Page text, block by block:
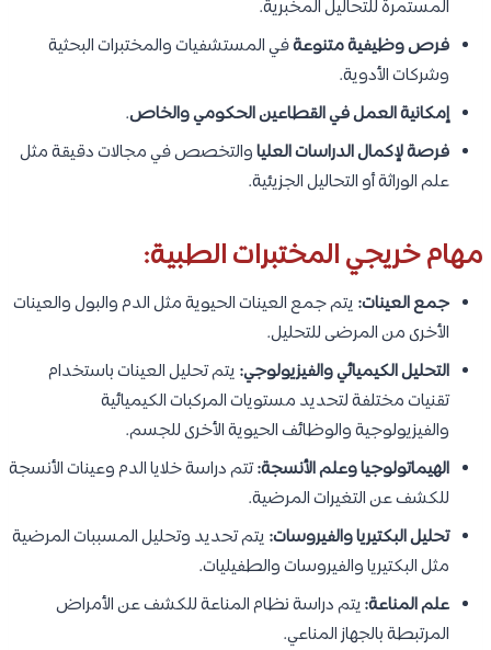
المستمرة للتحاليل المخبرية.
فرص وظيفية متنوعةفي المستشفيات والمختبرات البحثية
وشركات الأدوية.
إمكانية العمل في القطاعين الحكومي والخاص.
فرصة لإكمال الدراسات العلياوالتخصص في مجالات دقيقة مثل
علم الوراثة أو التحاليل الجزيئية.
مهام خريجي المختبرات الطبية:
جمع العينات: يتم جمع العينات الحيوية مثل الدم والبول والعينات
الأخرى من المرضى للتحليل.
التحليل الكيميائي والفيزيولوجي: يتم تحليل العينات باستخدام
تقنيات مختلفة لتحديد مستويات المركبات الكيميائية
والفيزيولوجية والوظائف الحيوية الأخرى للجسم.
الهيماتولوجيا وعلم الأنسجة:تتم دراسة خلايا الدم وعينات الأنسجة
للكشف عن التغيرات المرضية.
تحليل البكتيريا والفيروسات: يتم تحديد وتحليل المسببات المرضية
مثل البكتيريا والفيروسات والطفيليات.
علم المناعة:يتم دراسة نظام المناعة للكشف عن الأمراض
المرتبطة بالجهاز المناعي.